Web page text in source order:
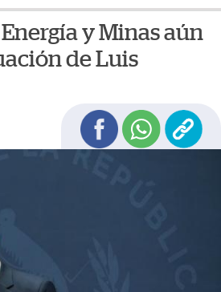
y Minas aún
de Luis